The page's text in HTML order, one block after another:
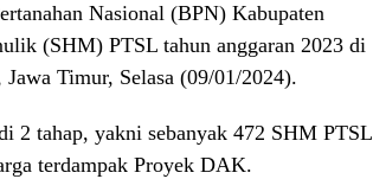
Nasional (BPN) Kabupaten
(SHM) PTSL tahun anggaran 2023 di
Timur, Selasa (09/01/2024).
2 tahap, yakni sebanyak 472 SHM PTSL
terdampak Proyek DAK.